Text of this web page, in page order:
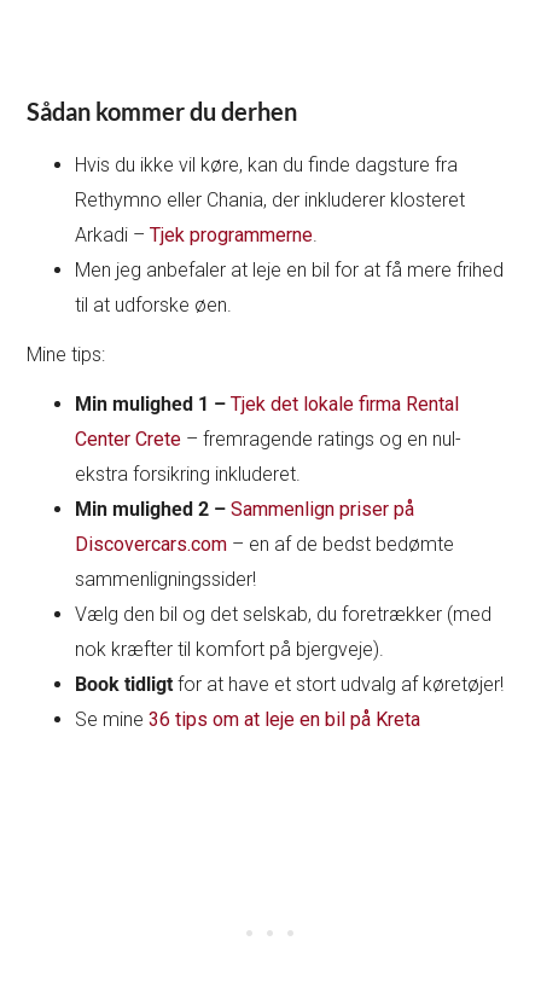
Sådan kommer du derhen
Hvis du ikke vil køre, kan du finde dagsture fra
Rethymno eller Chania, der inkluderer klosteret
Arkadi –Tjek programmerne.
Men jeg anbefaler at leje en bil for at få mere frihed
til at udforske øen.
Mine tips:
Min mulighed 1 –Tjek det lokale firma Rental
Center Crete – fremragende ratings og en nul-
ekstra forsikring inkluderet.
Min mulighed 2 –Sammenlign priser på
Discovercars.com – en af de bedst bedømte
sammenligningssider!
Vælg den bil og det selskab, du foretrækker (med
nok kræfter til komfort på bjergveje).
Book tidligt for at have et stort udvalg af køretøjer!
Se mine36 tips om at leje en bil på Kreta